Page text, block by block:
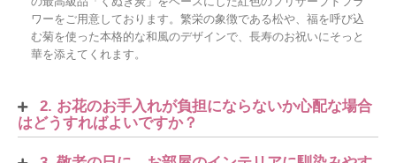
ワーをご用意しております。繁栄の象徴である松や、福を呼び込
む菊を使った本格的な和風のデザインで、長寿のお祝いにそっと
華を添えてくれます。
2. お花のお手入れが負担にならないか心配な場合
はどうすればよいですか？